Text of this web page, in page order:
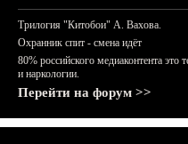
Трилогия "Китобои" А. Вахова.
Охранник спит - смена идёт
80% российского медиаконтента это
и наркологии.
Перейти на форум >>